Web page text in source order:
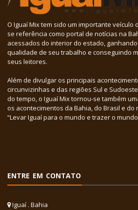
O Iguaí Mix tem sido um importante
se referência como portal de notícias na
acessados do interior do estado,
qualidade de seu trabalho e conseguindo
seus leitores.
Além de divulgar os principais
circunvizinhas e das regiões Sul e
do tempo, o Iguaí Mix tornou-se também
os acontecimentos da Bahia, do Brasil e
“Levar Iguaí para o mundo e trazer o mundo
ENTRE EM CONTATO
Iguaí . Bahia